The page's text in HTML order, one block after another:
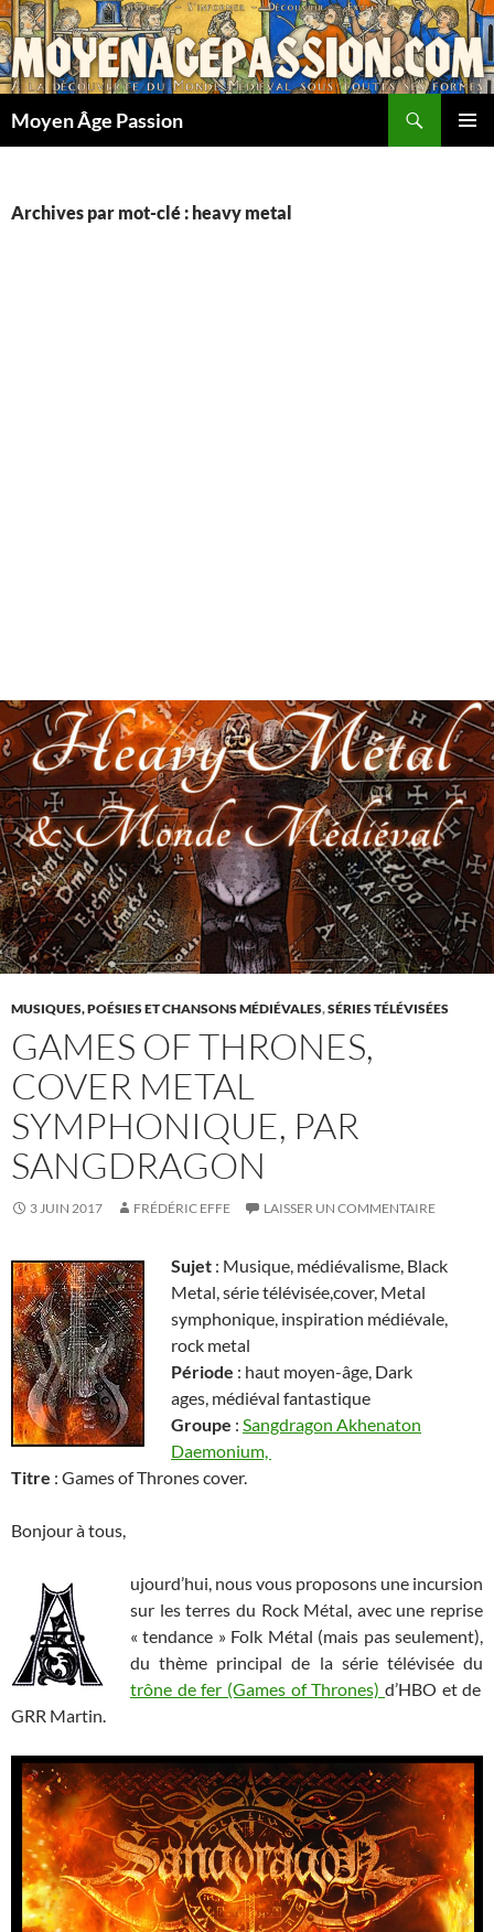
Aller
au
contenu
Moyen Âge Passion
Archives par mot-clé : heavy metal
MUSIQUES, POÉSIES ET CHANSONS MÉDIÉVALES,SÉRIES TÉLÉVISÉES
GAMES OF THRONES,
COVER METAL
SYMPHONIQUE, PAR
SANGDRAGON
3 JUIN 2017 FRÉDÉRIC EFFE LAISSER UN COMMENTAIRE
Sujet : Musique, médiévalisme, Black
Metal, série télévisée,cover, Metal
symphonique, inspiration médiévale,
rock metal
Période : haut moyen-âge, Dark
ages, médiéval fantastique
Groupe : Sangdragon Akhenaton
Daemonium,
Titre : Games of Thrones cover.
Bonjour à tous,
ujourd’hui, nous vous proposons une incursion
sur les terres du Rock Métal, avec une reprise
« tendance » Folk Métal (mais pas seulement),
du thème principal de la série télévisée du
trône de fer (Games of Thrones) d’HBO et de
GRR Martin.